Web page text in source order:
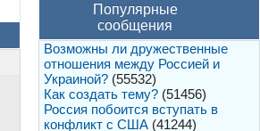
Популярные
сообщения
Возможны ли дружественные
отношения между Россией и
Украиной? (55532)
Как создать тему? (51456)
Россия побоится вступать в
конфликт с США (41244)